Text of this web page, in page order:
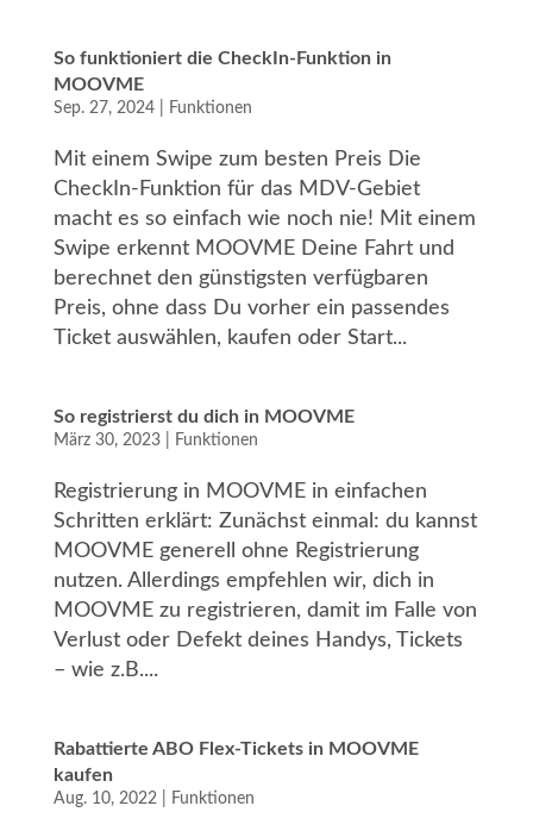
So funktioniert die CheckIn-Funktion in
MOOVME
Sep. 27, 2024| Funktionen
Mit einem Swipe zum besten Preis Die
CheckIn-Funktion für das MDV-Gebiet
macht es so einfach wie noch nie! Mit einem
Swipe erkennt MOOVME Deine Fahrt und
berechnet den günstigsten verfügbaren
Preis, ohne dass Du vorher ein passendes
Ticket auswählen, kaufen oder Start...
So registrierst du dich in MOOVME
März 30, 2023| Funktionen
Registrierung in MOOVME in einfachen
Schritten erklärt: Zunächst einmal: du kannst
MOOVME generell ohne Registrierung
nutzen. Allerdings empfehlen wir, dich in
MOOVME zu registrieren, damit im Falle von
Verlust oder Defekt deines Handys, Tickets
– wie z.B....
Rabattierte ABO Flex-Tickets in MOOVME
kaufen
Aug. 10, 2022| Funktionen